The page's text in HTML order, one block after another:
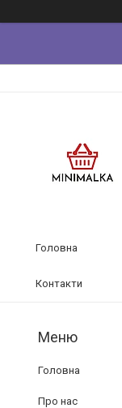
Головна
Контакти
Головна
Про нас